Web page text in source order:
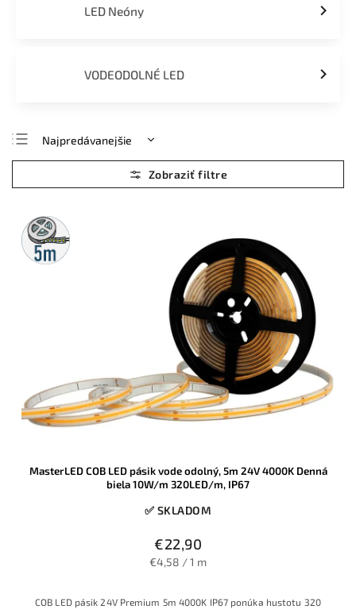
LED Neóny
VODEODOLNÉ LED
Najpredávanejšie
Najlacnejšie
Najdrahšie
Abecedne
5m
rolka
MasterLED COB LED pásik vode odolný, 5m 24V 4000K Denná
biela 10W/m 320LED/m, IP67
✅ SKLADOM
€22,90
€4,58 / 1 m
COB LED pásik 24V Premium 5m 4000K IP67 ponúka hustotu 320